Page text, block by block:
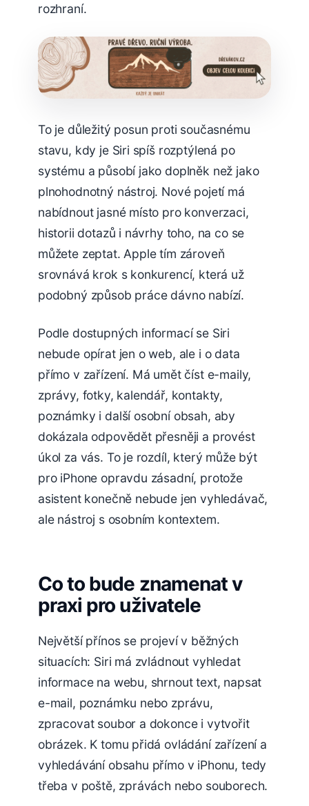
rozhraní.
To je důležitý posun proti současnému
stavu, kdy je Siri spíš rozptýlená po
systému a působí jako doplněk než jako
plnohodnotný nástroj. Nové pojetí má
nabídnout jasné místo pro konverzaci,
historii dotazů i návrhy toho, na co se
můžete zeptat. Apple tím zároveň
srovnává krok s konkurencí, která už
podobný způsob práce dávno nabízí.
Podle dostupných informací se Siri
nebude opírat jen o web, ale i o data
přímo v zařízení. Má umět číst e-maily,
zprávy, fotky, kalendář, kontakty,
poznámky i další osobní obsah, aby
dokázala odpovědět přesněji a provést
úkol za vás. To je rozdíl, který může být
pro iPhone opravdu zásadní, protože
asistent konečně nebude jen vyhledávač,
ale nástroj s osobním kontextem.
Co to bude znamenat v
praxi pro uživatele
Největší přínos se projeví v běžných
situacích: Siri má zvládnout vyhledat
informace na webu, shrnout text, napsat
e-mail, poznámku nebo zprávu,
zpracovat soubor a dokonce i vytvořit
obrázek. K tomu přidá ovládání zařízení a
vyhledávání obsahu přímo v iPhonu, tedy
třeba v poště, zprávách nebo souborech.